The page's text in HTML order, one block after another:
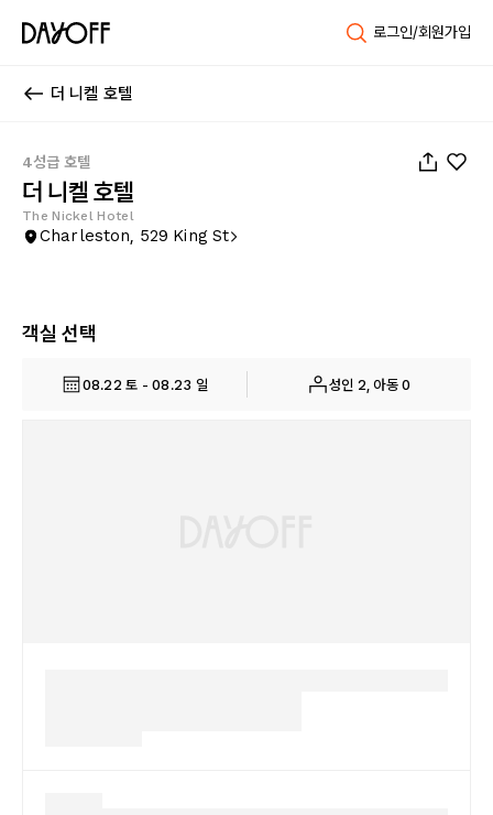
로그인/회원가입
더 니켈 호텔
4성급 호텔
더 니켈 호텔
The Nickel Hotel
Charleston, 529 King St
객실 선택
08.22 토 - 08.23 일 성인 2, 아동 0